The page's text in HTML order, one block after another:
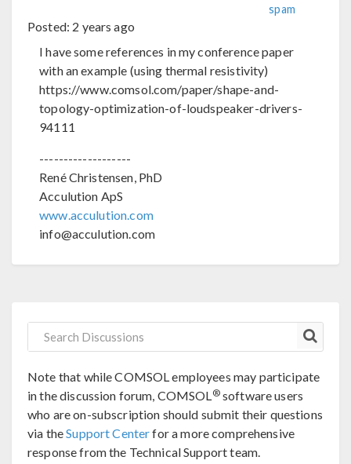
spam
Posted: 2 years ago
I have some references in my conference paper
with an example (using thermal resistivity)
https://www.comsol.com/paper/shape-and-
topology-optimization-of-loudspeaker-drivers-
94111
-------------------
René Christensen, PhD
Acculution ApS
www.acculution.com
info@acculution.com
Note that while COMSOL employees may participate
in the discussion forum, COMSOL®software users
who are on-subscription should submit their questions
via theSupport Centerfor a more comprehensive
response from the Technical Support team.